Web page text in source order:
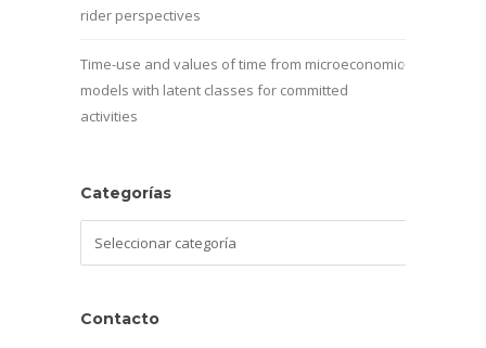
rider perspectives
Time-use and values of time from microeconomic
models with latent classes for committed
activities
Categorías
Contacto